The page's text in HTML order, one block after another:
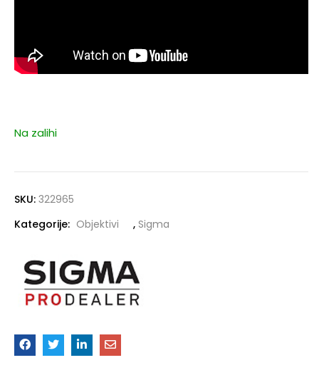
Na zalihi
SKU: 322965
Kategorije: Objektivi , Sigma